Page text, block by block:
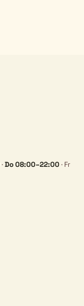
·Do 08:00–22:00· Fr